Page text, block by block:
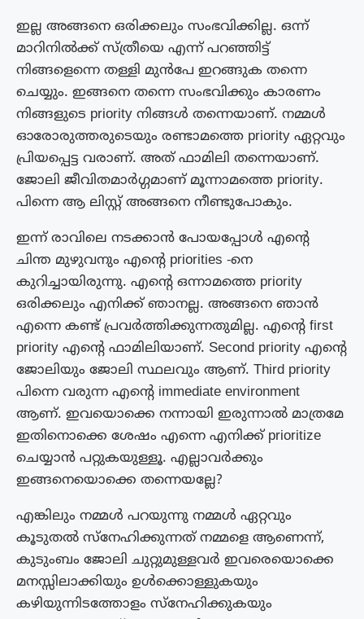
ഇല്ല അങ്ങനെ ഒരിക്കലും സംഭവിക്കില്ല. ഒന്ന്
മാറിനിൽക്ക് സ്ത്രീയെ എന്ന് പറഞ്ഞിട്ട്
നിങ്ങളെന്നെ തള്ളി മുൻപേ ഇറങ്ങുക തന്നെ
ചെയ്യും. ഇങ്ങനെ തന്നെ സംഭവിക്കും കാരണം
നിങ്ങളുടെ priority നിങ്ങൾ തന്നെയാണ്. നമ്മൾ
ഓരോരുത്തരുടെയും രണ്ടാമത്തെ priority ഏറ്റവും
പ്രിയപ്പെട്ട വരാണ്. അത് ഫാമിലി തന്നെയാണ്.
ജോലി ജീവിതമാർഗ്ഗമാണ് മൂന്നാമത്തെ priority.
പിന്നെ ആ ലിസ്റ്റ് അങ്ങനെ നീണ്ടുപോകും.
ഇന്ന് രാവിലെ നടക്കാൻ പോയപ്പോൾ എന്റെ
ചിന്ത മുഴുവനും എന്റെ priorities -നെ
കുറിച്ചായിരുന്നു. എന്റെ ഒന്നാമത്തെ priority
ഒരിക്കലും എനിക്ക് ഞാനല്ല. അങ്ങനെ ഞാൻ
എന്നെ കണ്ട് പ്രവർത്തിക്കുന്നതുമില്ല. എന്റെ first
priority എന്റെ ഫാമിലിയാണ്. Second priority എന്റെ
ജോലിയും ജോലി സ്ഥലവും ആണ്. Third priority
പിന്നെ വരുന്ന എന്റെ immediate environment
ആണ്. ഇവയൊക്കെ നന്നായി ഇരുന്നാൽ മാത്രമേ
ഇതിനൊക്കെ ശേഷം എന്നെ എനിക്ക് prioritize
ചെയ്യാൻ പറ്റുകയുള്ളൂ. എല്ലാവർക്കും
ഇങ്ങനെയൊക്കെ തന്നെയല്ലേ?
എങ്കിലും നമ്മൾ പറയുന്നു നമ്മൾ ഏറ്റവും
കൂടുതൽ സ്നേഹിക്കുന്നത് നമ്മളെ ആണെന്ന്,
കുടുംബം ജോലി ചുറ്റുമുള്ളവർ ഇവരെയൊക്കെ
മനസ്സിലാക്കിയും ഉൾക്കൊള്ളുകയും
കഴിയുന്നിടത്തോളം സ്നേഹിക്കുകയും